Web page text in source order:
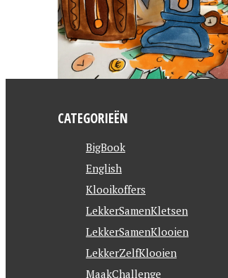
CATEGORIEËN
BigBook
English
Klooikoffers
LekkerSamenKletsen
LekkerSamenKlooien
LekkerZelfKlooien
MaakChallenge